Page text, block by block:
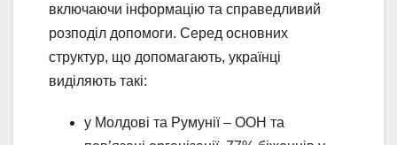
включаючи інформацію та справедливий
розподіл допомоги. Серед основних
структур, що допомагають, українці
виділяють такі:
у Молдові та Румунії – ООН та